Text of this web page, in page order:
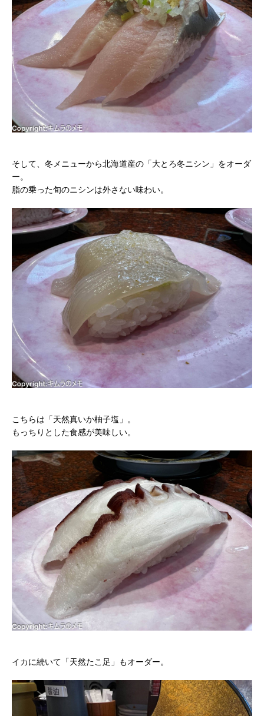
そして、冬メニューから北海道産の「大とろ冬ニシン」をオーダ
ー。
脂の乗った旬のニシンは外さない味わい。
こちらは「天然真いか柚子塩」。
もっちりとした食感が美味しい。
イカに続いて「天然たこ足」もオーダー。